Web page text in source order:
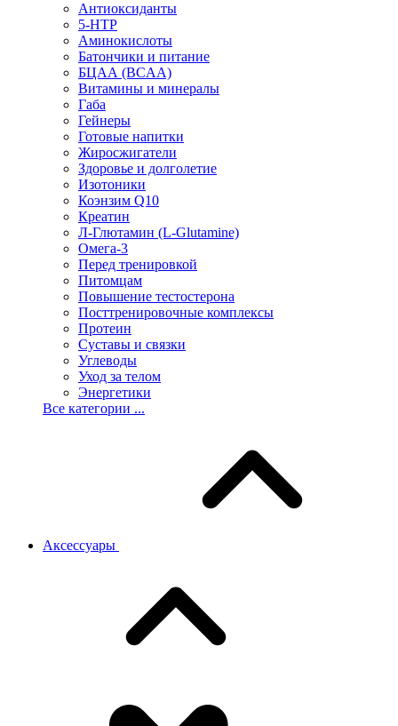
Антиоксиданты
5-HTP
Аминокислоты
Батончики и питание
БЦАА (BCAA)
Витамины и минералы
Габа
Гейнеры
Готовые напитки
Жиросжигатели
Здоровье и долголетие
Изотоники
Коэнзим Q10
Креатин
Л-Глютамин (L-Glutamine)
Омега-3
Перед тренировкой
Питомцам
Повышение тестостерона
Посттренировочные комплексы
Протеин
Суставы и связки
Углеводы
Уход за телом
Энергетики
Все категории ...
Аксессуары